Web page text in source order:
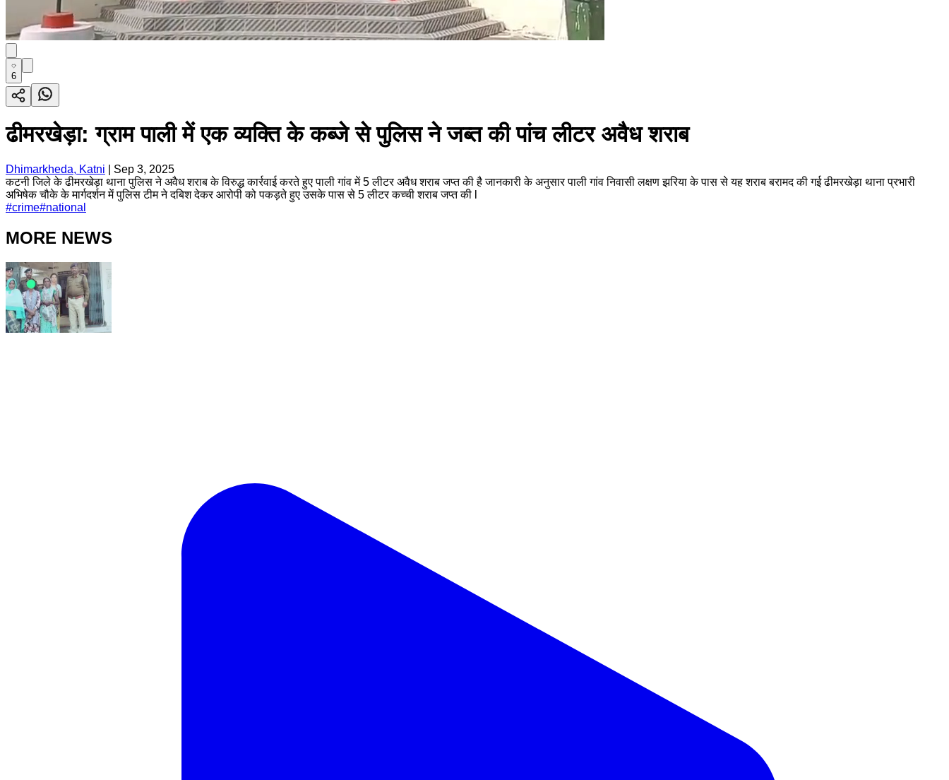
6
ढीमरखेड़ा: ग्राम पाली में एक व्यक्ति के कब्जे से पुलिस ने जब्त की पांच लीटर अवैध शराब
Dhimarkheda, Katni
Sep 3, 2025
कटनी जिले के ढीमरखेड़ा थाना पुलिस ने अवैध शराब के विरुद्ध कार्रवाई करते हुए पाली गांव में 5 लीटर अवैध शराब जप्त की है जानकारी के अनुसार पाली गांव निवासी लक्षण झरिया के पास से यह शराब बरामद की गई ढीमरखेड़ा थाना प्रभारी
अभिषेक चौके के मार्गदर्शन में पुलिस टीम ने दबिश देकर आरोपी को पकड़ते हुए उसके पास से 5 लीटर कच्ची शराब जप्त की l
#crime#national
MORE NEWS